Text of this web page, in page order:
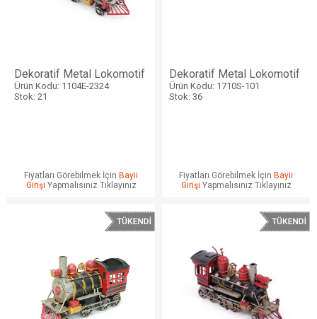
Dekoratif Metal Lokomotif
Ürün Kodu: 1104E-2324
Stok: 21
Fiyatları Görebilmek İçin Bayii
Girişi Yapmalısınız Tıklayınız
Dekoratif Metal Lokomotif
Ürün Kodu: 1710S-101
Stok: 36
Fiyatları Görebilmek İçin Bayii
Girişi Yapmalısınız Tıklayınız